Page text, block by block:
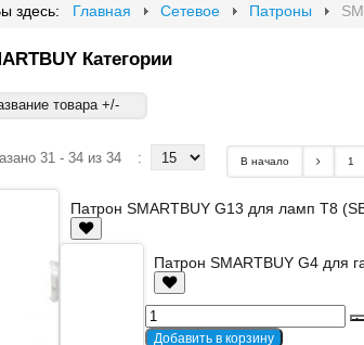
здесь: Главная Сетевое Патроны
Категории
товара +/-
31 - 34 из 34 : В начало 1
Патрон SMARTBUY G13 для ламп T8
Патрон SMARTBUY G4 для